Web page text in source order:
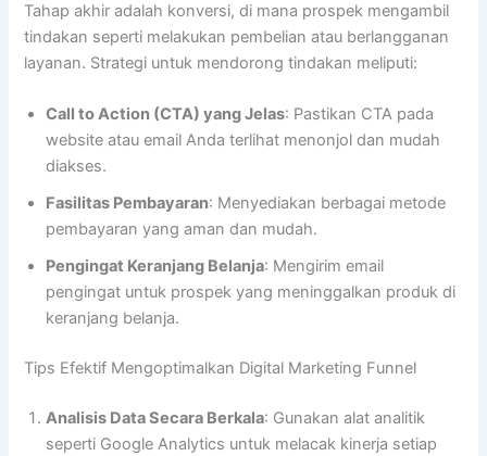
Tahap akhir adalah konversi, di mana prospek mengambil
tindakan seperti melakukan pembelian atau berlangganan
layanan. Strategi untuk mendorong tindakan meliputi:
Call to Action (CTA) yang Jelas: Pastikan CTA pada
website atau email Anda terlihat menonjol dan mudah
diakses.
Fasilitas Pembayaran: Menyediakan berbagai metode
pembayaran yang aman dan mudah.
Pengingat Keranjang Belanja: Mengirim email
pengingat untuk prospek yang meninggalkan produk di
keranjang belanja.
Tips Efektif Mengoptimalkan Digital Marketing Funnel
Analisis Data Secara Berkala: Gunakan alat analitik
seperti Google Analytics untuk melacak kinerja setiap